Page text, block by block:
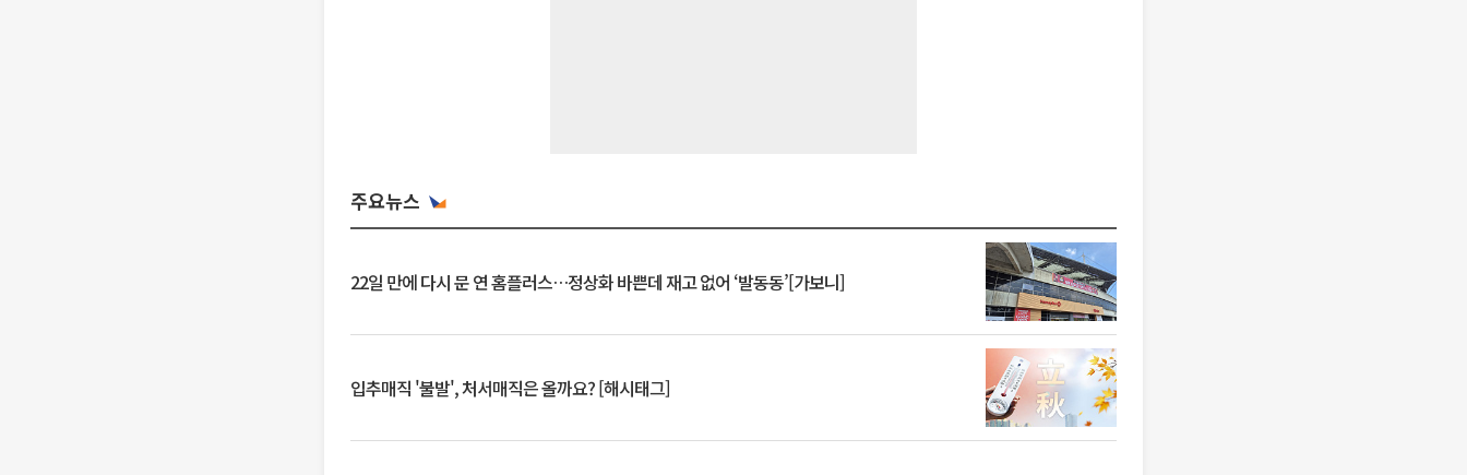
주요뉴스
22일 만에 다시 문 연 홈플러스…정상화 바쁜데 재고 없어 ‘발동동’[가보니]
입추매직 '불발', 처서매직은 올까요? [해시태그]